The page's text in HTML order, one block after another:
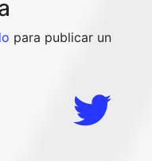
para publicar un